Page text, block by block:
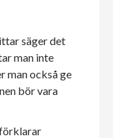
säger det
man inte
man också ge
bör vara